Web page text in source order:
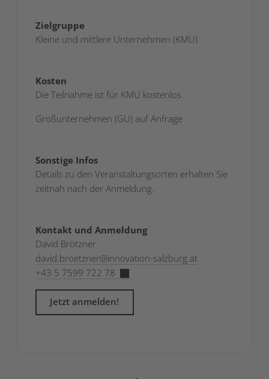
Zielgruppe
Kleine und mittlere Unternehmen (KMU)
Kosten
Die Teilnahme ist für KMU kostenlos
Großunternehmen (GU) auf Anfrage
Sonstige Infos
Details zu den Veranstaltungsorten erhalten Sie
zeitnah nach der Anmeldung.
Kontakt und Anmeldung
David Brötzner
david.broetzner@innovation-salzburg.at
+43 5 7599 722 78
Jetzt anmelden!